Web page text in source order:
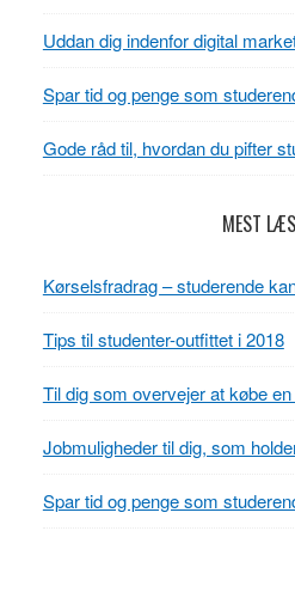
Uddan dig indenfor digital
Spar tid og penge som
Gode råd til, hvordan du pifter
MEST
Kørselsfradrag – studerende
Tips til studenter-outfittet i 2018
Til dig som overvejer at købe
Jobmuligheder til dig, som
Spar tid og penge som